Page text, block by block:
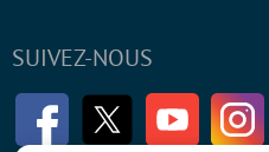
SUIVEZ-NOUS
FacebookTwitter Youtube